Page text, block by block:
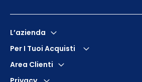
L’azienda
Per I Tuoi Acquisti
Area Clienti